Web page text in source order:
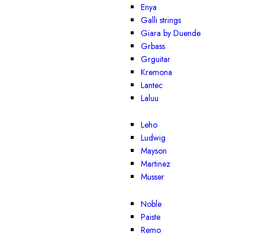
Enya
Galli strings
Giara by Duende
Grbass
Grguitar
Kremona
Lantec
Laluu
Leho
Ludwig
Mayson
Martinez
Musser
Noble
Paiste
Remo